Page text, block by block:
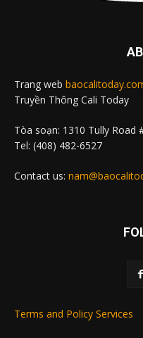
Trang web
Truyền Thông Cali Today
Tòa soạn: 1310 Tully Road
Tel: (408) 482-6527
Contact us:
Terms and Policy Services